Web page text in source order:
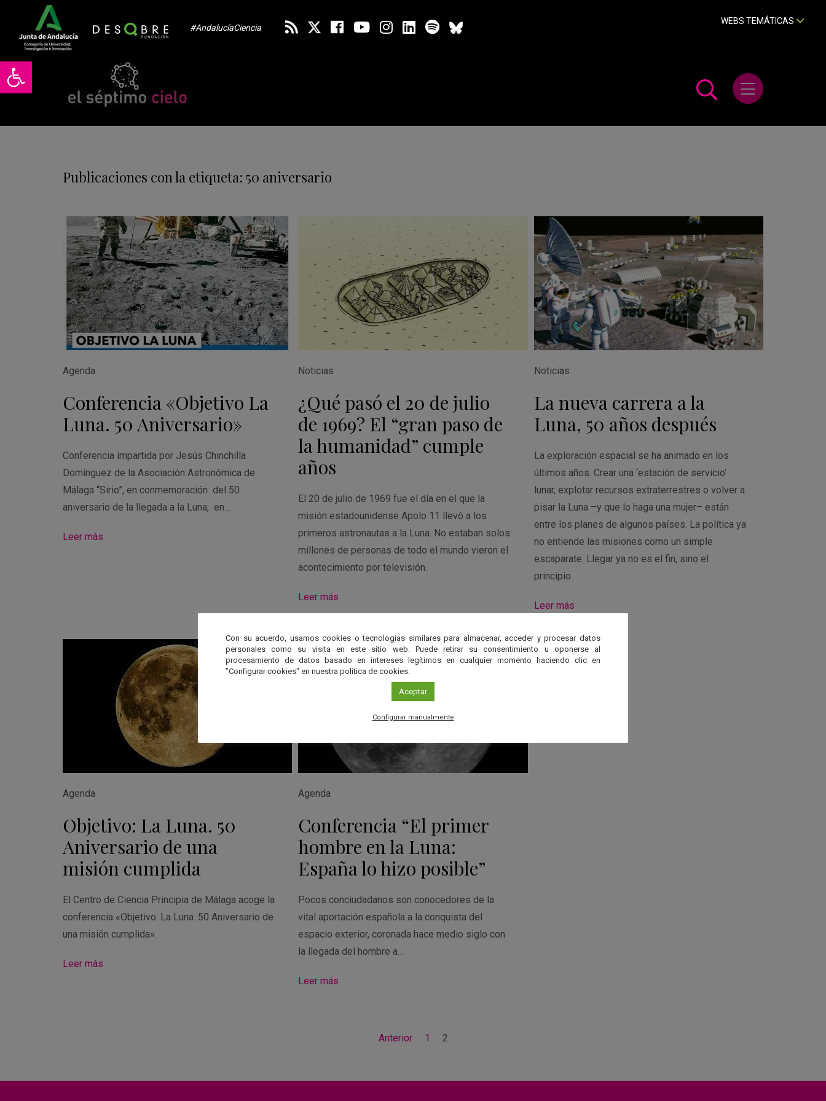
Abrir barra de herramientas
#AndalucíaCiencia
WEBS TEMÁTICAS
Abrir menú
Publicaciones con la etiqueta: 50 aniversario
Agenda
Conferencia «Objetivo La
Luna. 50 Aniversario»
Conferencia impartida por Jesús Chinchilla
Domínguez de la Asociación Astronómica de
Málaga “Sirio”, en conmemoración del 50
aniversario de la llegada a la Luna, en…
Leer más
Noticias
¿Qué pasó el 20 de julio
de 1969? El “gran paso de
la humanidad” cumple
años
El 20 de julio de 1969 fue el día en el que la
misión estadounidense Apolo 11 llevó a los
primeros astronautas a la Luna. No estaban solos:
millones de personas de todo el mundo vieron el
acontecimiento por televisión.
Leer más
Noticias
La nueva carrera a la
Luna, 50 años después
La exploración espacial se ha animado en los
últimos años. Crear una ‘estación de servicio’
lunar, explotar recursos extraterrestres o volver a
pisar la Luna –y que lo haga una mujer– están
entre los planes de algunos países. La política ya
no entiende las misiones como un simple
escaparate. Llegar ya no es el fin, sino el
principio.
Leer más
Agenda
Objetivo: La Luna. 50
Aniversario de una
misión cumplida
El Centro de Ciencia Principia de Málaga acoge la
conferencia «Objetivo: La Luna. 50 Aniversario de
una misión cumplida».
Leer más
Agenda
Conferencia “El primer
hombre en la Luna:
España lo hizo posible”
Pocos conciudadanos son conocedores de la
vital aportación española a la conquista del
espacio exterior, coronada hace medio siglo con
la llegada del hombre a…
Leer más
Anterior 1 2
Con su acuerdo, usamos cookies o tecnologías similares para almacenar, acceder y procesar datos
personales como su visita en este sitio web. Puede retirar su consentimiento u oponerse al
procesamiento de datos basado en intereses legítimos en cualquier momento haciendo clic en
"Configurar cookies" en nuestra política de cookies.
Aceptar
Configurar manualmente